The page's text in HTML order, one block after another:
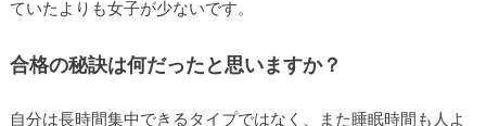
ていたよりも女子が少ないです。
合格の秘訣は何だったと思いますか？
自分は長時間集中できるタイプではなく、また睡眠時間も人よ